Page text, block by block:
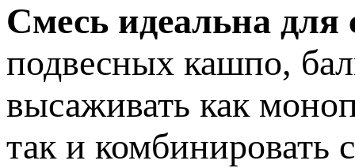
Смесь идеальна
подвесных кашпо,
высаживать как
так и комбинировать